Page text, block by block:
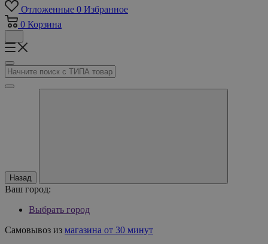
Отложенные 0 Избранное
0 Корзина
Назад
Ваш город:
Выбрать город
Самовывоз из магазина от 30 минут